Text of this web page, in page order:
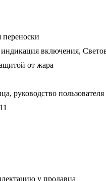
переноски
включения,
от жара
руководство пользователя
у продавца